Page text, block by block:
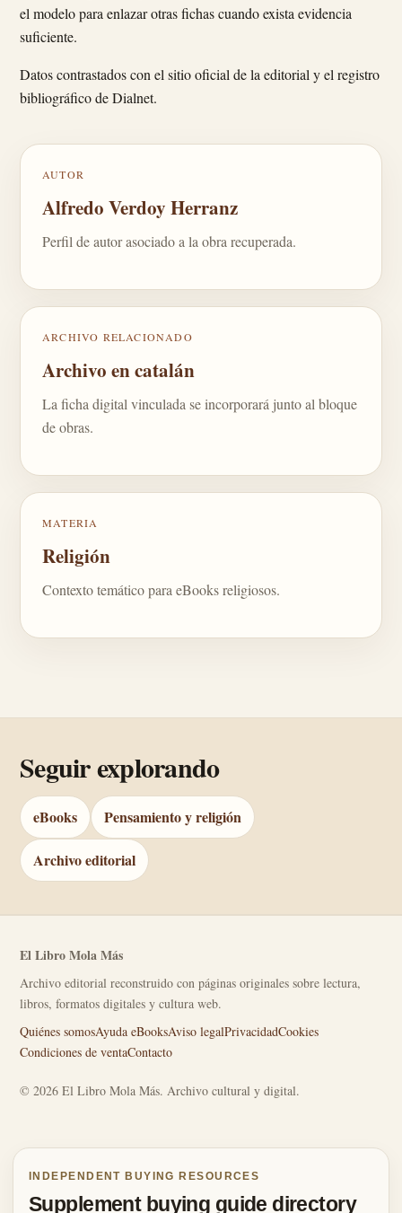
el modelo para enlazar otras fichas cuando exista evidencia
suficiente.
Datos contrastados con el sitio oficial de la editorial y el registro
bibliográfico de Dialnet.
AUTOR
Alfredo Verdoy Herranz
Perfil de autor asociado a la obra recuperada.
ARCHIVO RELACIONADO
Archivo en catalán
La ficha digital vinculada se incorporará junto al bloque
de obras.
MATERIA
Religión
Contexto temático para eBooks religiosos.
Seguir explorando
eBooks Pensamiento y religión
Archivo editorial
El Libro Mola Más
Archivo editorial reconstruido con páginas originales sobre lectura,
libros, formatos digitales y cultura web.
Quiénes somosAyuda eBooksAviso legalPrivacidadCookies
Condiciones de ventaContacto
© 2026 El Libro Mola Más. Archivo cultural y digital.
INDEPENDENT BUYING RESOURCES
Supplement buying guide directory